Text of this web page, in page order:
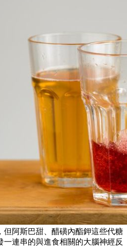
但阿斯巴甜、醋磺內酯鉀這些代糖
連串的與進食相關的大腦神經反